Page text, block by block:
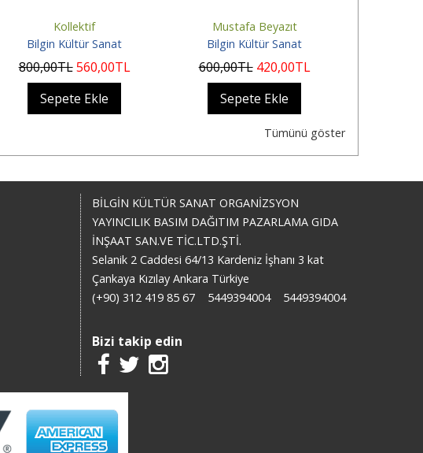
Kollektif
Bilgin Kültür Sanat
800,00TL 560,00TL
Sepete Ekle
Mustafa Beyazıt
Bilgin Kültür Sanat
600,00TL 420,00TL
Sepete Ekle
Tümünü göster
BİLGİN KÜLTÜR SANAT ORGANİZSYON
YAYINCILIK BASIM DAĞITIM PAZARLAMA GIDA
İNŞAAT SAN.VE TİC.LTD.ŞTİ.
Selanik 2 Caddesi 64/13 Kardeniz İşhanı 3 kat
Çankaya Kızılay Ankara Türkiye
(+90) 312 419 85 67
5449394004 5449394004
Bizi takip edin